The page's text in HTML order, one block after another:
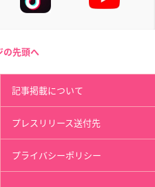
の先頭へ
記事掲載について
プレスリリース送付先
プライバシーポリシー